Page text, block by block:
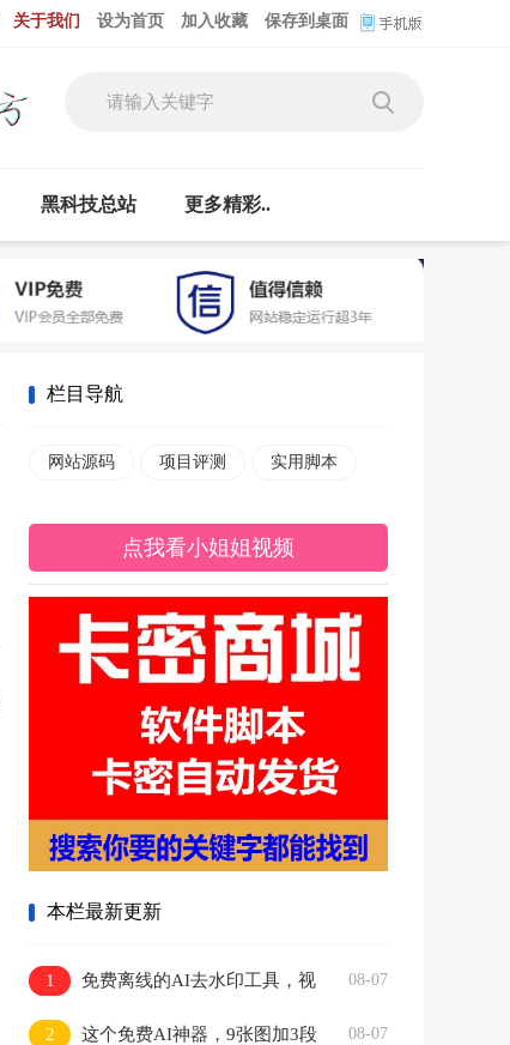
关于我们 设为首页 加入收藏 保存到桌面
黑科技总站 更多精彩..
栏目导航
网站源码 项目评测 实用脚本
点我看小姐姐视频
本栏最新更新
08-07
1
免费离线的AI去水印工具，视
频图片都能批量搞
08-07
2
这个免费AI神器，9张图加3段